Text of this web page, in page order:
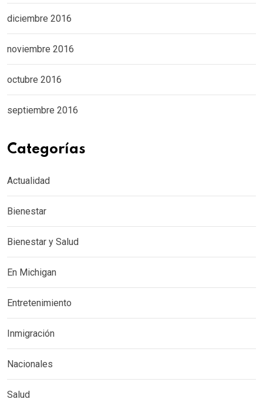
diciembre 2016
noviembre 2016
octubre 2016
septiembre 2016
Categorías
Actualidad
Bienestar
Bienestar y Salud
En Michigan
Entretenimiento
Inmigración
Nacionales
Salud